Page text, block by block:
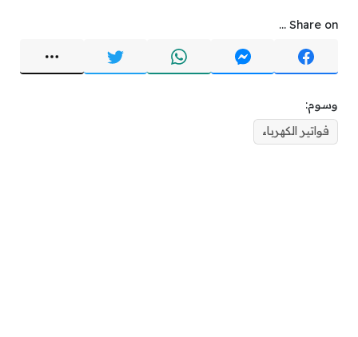
Share on ...
وسوم:
فواتير الكهرباء